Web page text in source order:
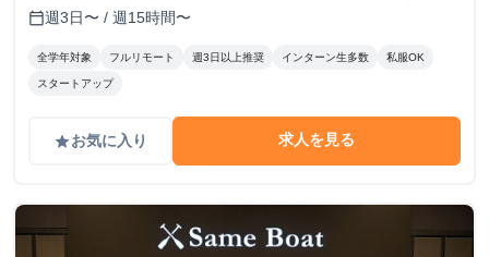
分
calendar_today週3日〜 / 週15時間〜
全学年対象 フルリモート 週3日以上推奨 インターン生多数 私服OK
スタートアップ
gradeお気に入り 求人を見る